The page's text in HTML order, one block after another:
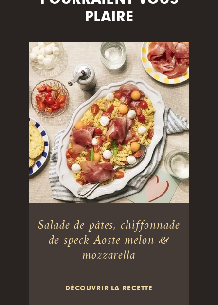
PLAIRE
Salade de pâtes, chiffonnade
de speck Aoste melon &
mozzarella
DÉCOUVRIR LA RECETTE